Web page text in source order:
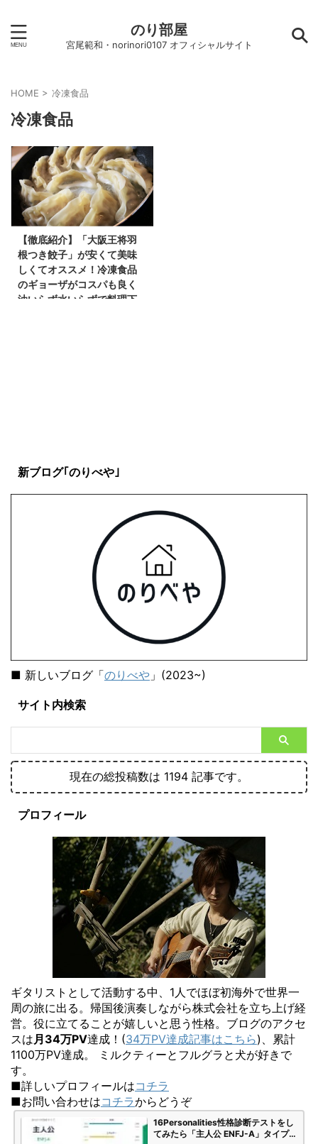
のり部屋
宮尾範和・norinori0107 オフィシャルサイト
HOME > 冷凍食品
冷凍食品
【徹底紹介】「大阪王将羽
根つき餃子」が安くて美味
しくてオススメ！冷凍食品
のギョーザがコスパも良く
油いらず水いらずで料理下
新ブログ｢のりべや｣
■ 新しいブログ「のりべや 」(2023~)
サイト内検索
現在の総投稿数は 1194 記事です。
プロフィール
ギタリストとして活動する中、1人でほぼ初海外で世界一
周の旅に出る。帰国後演奏しながら株式会社を立ち上げ経
営。役に立てることが嬉しいと思う性格。ブログのアクセ
スは月34万PV達成！(34万PV達成記事はこちら)、累計
1100万PV達成。 ミルクティーとフルグラと犬が好きで
す。
■詳しいプロフィールはコチラ
■お問い合わせはコチラからどうぞ
16Personalities性格診断テストをし
てみたら「主人公 ENFJ-A」タイプで